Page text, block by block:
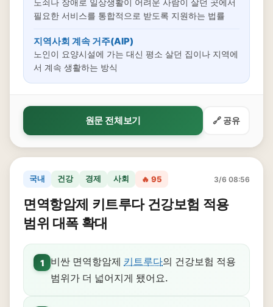
노쇠나 장애로 일상생활이 어려운 사람이 살던 곳에서
필요한 서비스를 통합적으로 받도록 지원하는 법률
지역사회 계속 거주(AIP)
노인이 요양시설에 가는 대신 평소 살던 집이나 지역에
서 계속 생활하는 방식
원문 전체보기 🔗 공유
국내 건강 경제 사회 🔥 95 3/6 08:56
면역항암제 키트루다 건강보험 적용
범위 대폭 확대
1 비싼 면역항암제 키트루다의 건강보험 적용
범위가 더 넓어지게 됐어요.